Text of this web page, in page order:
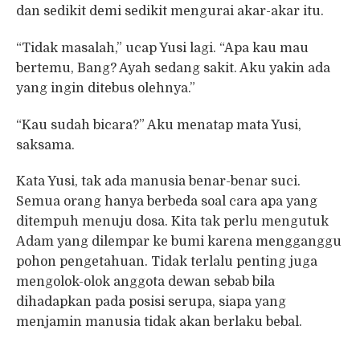
dan sedikit demi sedikit mengurai akar-akar itu.
“Tidak masalah,” ucap Yusi lagi. “Apa kau mau
bertemu, Bang? Ayah sedang sakit. Aku yakin ada
yang ingin ditebus olehnya.”
“Kau sudah bicara?” Aku menatap mata Yusi,
saksama.
Kata Yusi, tak ada manusia benar-benar suci.
Semua orang hanya berbeda soal cara apa yang
ditempuh menuju dosa. Kita tak perlu mengutuk
Adam yang dilempar ke bumi karena mengganggu
pohon pengetahuan. Tidak terlalu penting juga
mengolok-olok anggota dewan sebab bila
dihadapkan pada posisi serupa, siapa yang
menjamin manusia tidak akan berlaku bebal.